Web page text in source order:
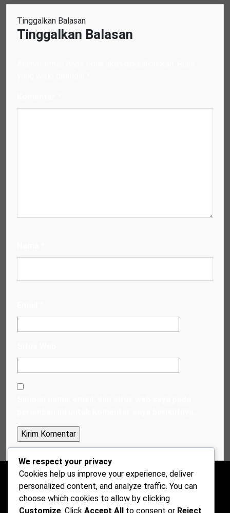
Tinggalkan Balasan
Tinggalkan Balasan
We respect your privacy
Cookies help us improve your experience, deliver
personalized content, and analyze traffic. You can
choose which cookies to allow by clicking
Customize. Click Accept All to consent or Reject